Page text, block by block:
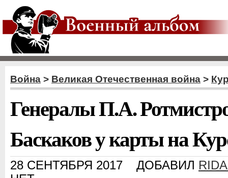
Война > Великая Отечественная война >
Генералы П.А.
Баскаков у карты на
28 СЕНТЯБРЯ 2017 ДОБАВИЛ